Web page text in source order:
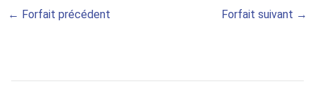
← Forfait précédent Forfait suivant →